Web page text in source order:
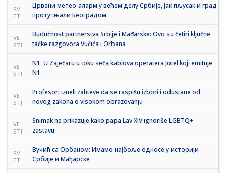
SV
ET
Црвени метео-аларм у већем делу Србије, јак пљусак и град
протутњали Београдом
VE
STI
Budućnost partnerstva Srbije i Mađarske: Ovo su četiri ključne
tačke razgovora Vučića i Orbana
VE
STI
N1: U Zaječaru u toku seča kablova operatera Jotel koji emituje
N1
VE
STI
Profesori izneli zahteve da se raspišu izbori i odustane od
novog zakona o visokom obrazovanju
VE
STI
Snimak ne prikazuje kako papa Lav XIV ignoriše LGBTQ+
zastavu
SV
ET
Вучић са Орбаном: Имамо најбоље односе у историји
Србије и Мађарске